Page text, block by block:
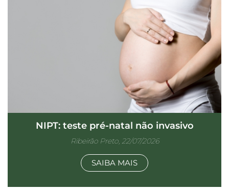
NIPT: teste pré-natal não invasivo
Ribeirão Preto, 22/07/2026
SAIBA MAIS